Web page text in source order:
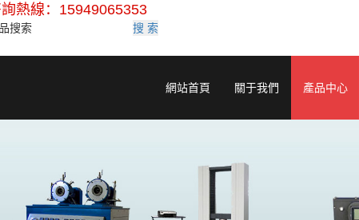
熱線：15949065353
搜 索
網站首頁 關于我們 產品中心